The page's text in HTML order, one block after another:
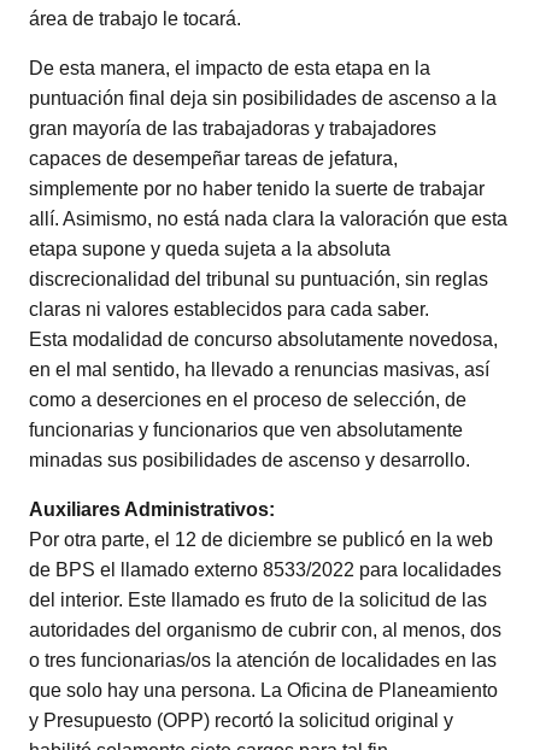
área de trabajo le tocará.
De esta manera, el impacto de esta etapa en la
puntuación final deja sin posibilidades de ascenso a la
gran mayoría de las trabajadoras y trabajadores
capaces de desempeñar tareas de jefatura,
simplemente por no haber tenido la suerte de trabajar
allí. Asimismo, no está nada clara la valoración que esta
etapa supone y queda sujeta a la absoluta
discrecionalidad del tribunal su puntuación, sin reglas
claras ni valores establecidos para cada saber.
Esta modalidad de concurso absolutamente novedosa,
en el mal sentido, ha llevado a renuncias masivas, así
como a deserciones en el proceso de selección, de
funcionarias y funcionarios que ven absolutamente
minadas sus posibilidades de ascenso y desarrollo.
Auxiliares Administrativos:
Por otra parte, el 12 de diciembre se publicó en la web
de BPS el llamado externo 8533/2022 para localidades
del interior. Este llamado es fruto de la solicitud de las
autoridades del organismo de cubrir con, al menos, dos
o tres funcionarias/os la atención de localidades en las
que solo hay una persona. La Oficina de Planeamiento
y Presupuesto (OPP) recortó la solicitud original y